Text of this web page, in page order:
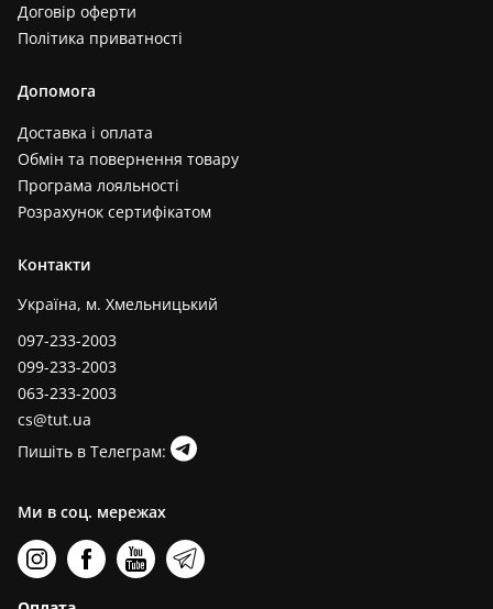
Договір оферти
Політика приватності
Допомога
Доставка і оплата
Обмін та повернення товару
Програма лояльності
Розрахунок сертифікатом
Контакти
Україна, м. Хмельницький
097-233-2003
099-233-2003
063-233-2003
cs@tut.ua
Пишіть в Телеграм:
Ми в соц. мережах